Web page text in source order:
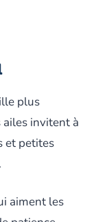
plus
invitent à
et petites
aiment les